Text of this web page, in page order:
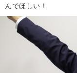
んでほしい！